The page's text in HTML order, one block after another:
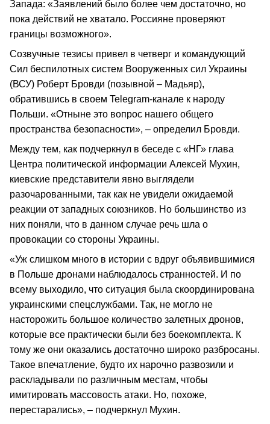
Запада: «Заявлений было более чем достаточно, но
пока действий не хватало. Россияне проверяют
границы возможного».
Созвучные тезисы привел в четверг и командующий
Сил беспилотных систем Вооруженных сил Украины
(ВСУ) Роберт Бровди (позывной – Мадьяр),
обратившись в своем Telegram-канале к народу
Польши. «Отныне это вопрос нашего общего
пространства безопасности», – определил Бровди.
Между тем, как подчеркнул в беседе с «НГ» глава
Центра политической информации Алексей Мухин,
киевские представители явно выглядели
разочарованными, так как не увидели ожидаемой
реакции от западных союзников. Но большинство из
них поняли, что в данном случае речь шла о
провокации со стороны Украины.
«Уж слишком много в истории с вдруг объявившимися
в Польше дронами наблюдалось странностей. И по
всему выходило, что ситуация была скоординирована
украинскими спецслужбами. Так, не могло не
насторожить большое количество залетных дронов,
которые все практически были без боекомплекта. К
тому же они оказались достаточно широко разбросаны.
Такое впечатление, будто их нарочно развозили и
раскладывали по различным местам, чтобы
имитировать массовость атаки. Но, похоже,
перестарались», – подчеркнул Мухин.